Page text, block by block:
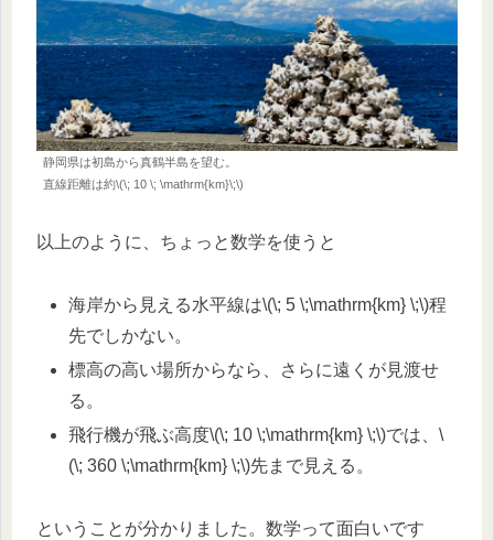
静岡県は初島から真鶴半島を望む。
直線距離は約\(\; 10 \; \mathrm{km}\;\)
以上のように、ちょっと数学を使うと
海岸から見える水平線は\(\; 5 \;\mathrm{km} \;\)程
先でしかない。
標高の高い場所からなら、さらに遠くが見渡せ
る。
飛行機が飛ぶ高度\(\; 10 \;\mathrm{km} \;\)では、\
(\; 360 \;\mathrm{km} \;\)先まで見える。
ということが分かりました。数学って面白いです